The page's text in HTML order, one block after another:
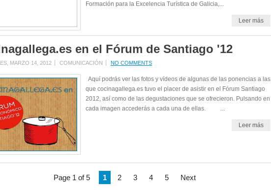
Formación para la Excelencia Turística de Galicia,...
Leer más
en el Fórum de Santiago '12
MARZO 14, 2012 COMUNICACIÓN NO COMMENTS
Aquí podrás ver las fotos y vídeos de algunas de las ponencias a las
que cocinagallega.es tuvo el placer de asistir en el Fórum Santiago
2012, así como de las degustaciones que se ofrecieron. Pulsando en
cada imagen accederás a cada una de ellas. ...
Leer más
Page 1 of 5 1 2 3 4 5 Next